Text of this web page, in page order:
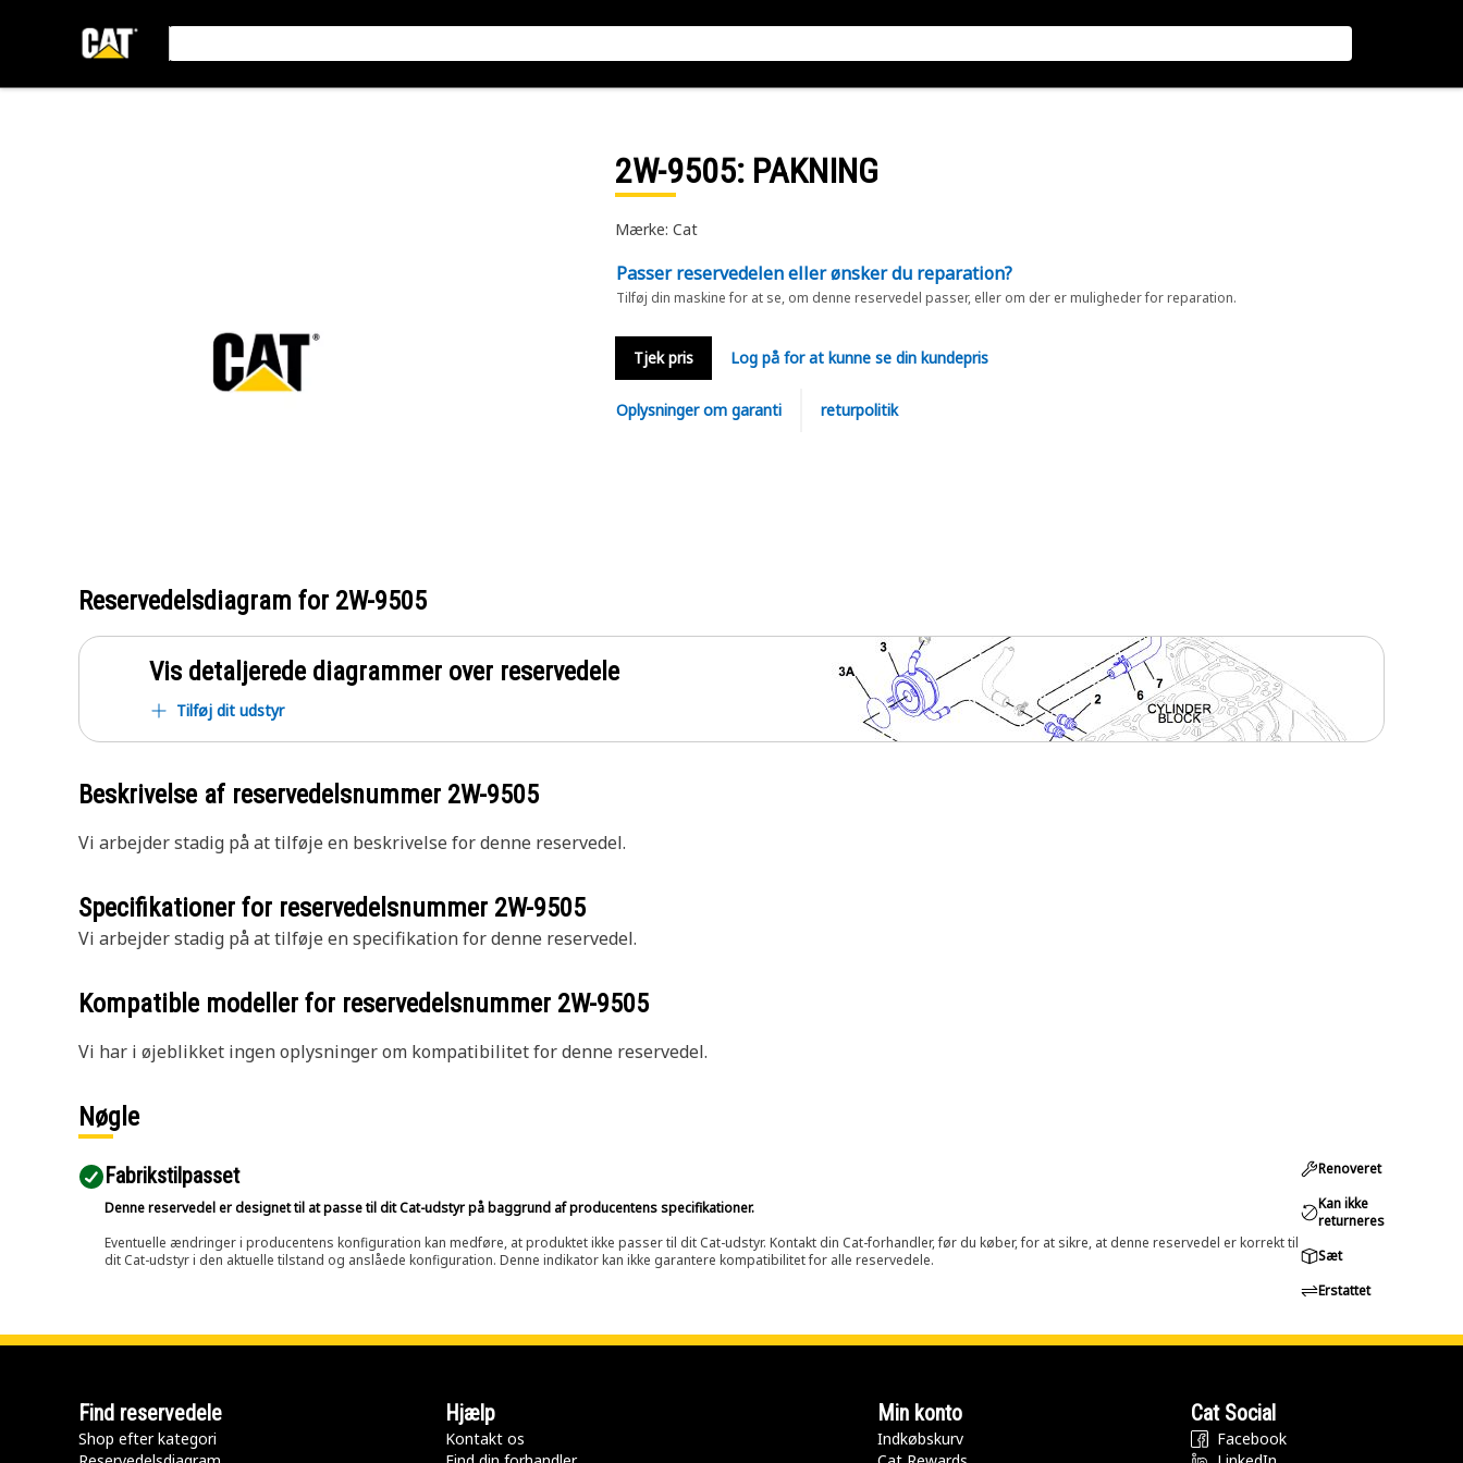
2W-9505: PAKNING
Mærke: Cat
Passer reservedelen eller ønsker du reparation?
Tilføj din maskine for at se, om denne reservedel passer, eller om der er muligheder for reparation.
Tjek pris Log på for at kunne se din kundepris
Oplysninger om garanti returpolitik
Reservedelsdiagram for 2W-9505
Vis detaljerede diagrammer over reservedele
Tilføj dit udstyr
Beskrivelse af reservedelsnummer 2W-9505
Vi arbejder stadig på at tilføje en beskrivelse for denne reservedel.
Specifikationer for reservedelsnummer 2W-9505
Vi arbejder stadig på at tilføje en specifikation for denne reservedel.
Kompatible modeller for reservedelsnummer 2W-9505
Vi har i øjeblikket ingen oplysninger om kompatibilitet for denne reservedel.
Nøgle
Fabrikstilpasset
Denne reservedel er designet til at passe til dit Cat-udstyr på baggrund af producentens specifikationer.
Eventuelle ændringer i producentens konfiguration kan medføre, at produktet ikke passer til dit Cat-udstyr. Kontakt din Cat-forhandler, før du køber, for at sikre, at denne reservedel er korrekt til
dit Cat-udstyr i den aktuelle tilstand og anslåede konfiguration. Denne indikator kan ikke garantere kompatibilitet for alle reservedele.
Renoveret
Kan ikke
returneres
Sæt
Erstattet
Find reservedele
Shop efter kategori
Hjælp
Kontakt os
Min konto
Indkøbskurv
Cat Social
Facebook